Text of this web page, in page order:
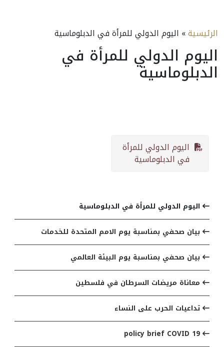
الرئيسية» اليوم الدولي للمرأة في الدبلوماسية
اليوم الدولي للمرأة في
الدبلوماسية
اليوم الدولي للمرأة
في الدبلوماسية
اليوم الدولي للمرأة في الدبلوماسية
بيان صحفي بمناسبة يوم الامم المتحدة للخدمات
بيان صحفي بمناسبة يوم البيئة العالمي
معاناة مريضات السرطان في فلسطين
تداعيات الحرب على النساء
policy brief COVID 19